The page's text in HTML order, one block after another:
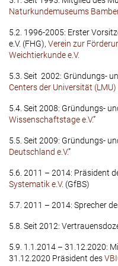
Naturkundemuseums
5.2. 1996-2005: Erster
e.V. (FHG), Verein zur
Weichtierkunde e.V.
5.3. Seit 2002: Gründungs-
Centers der Universität
5.4. Seit 2008: Gründungs-
Wissenschaftstage e.V.”
5.5. Seit 2009: Gründungs-
Deutschland e.V.”
5.6. 2011 – 2014: Präsident
Systematik e.V. (GfBS)
5.7. 2011 – 2014: Sprecher
5.8. Seit 2012:
5.9. 1.1.2014 – 31.12.2020:
31.12.2020 Präsident des